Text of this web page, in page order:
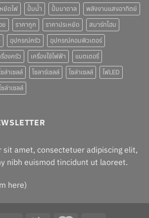
ยัดไฟ ปั๊มน้ำ ปั๊มบาดาล
พลังงานแสงอาทิตย์
ย ราคาถูก ราคาประหยัด
สมาร์ทโฮม
อุปกรณ์ครัว
อุปกรณ์คอมพิวเตอร์
รื่องครัว เครื่องใช้ไฟฟ้า
แบตเตอรี่
ล่าเซลล์ โซลาร์เซลล์ โซล่าเซลล์
ไฟLED
ซล่าเซลล์
sit amet, consectetuer adipiscing elit,
nibh euismod tincidunt ut laoreet.
here)